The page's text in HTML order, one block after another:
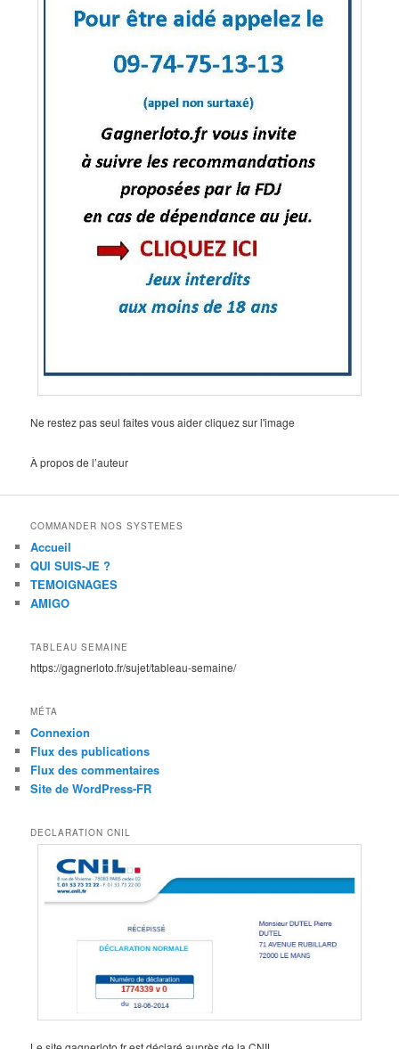
Ne restez pas seul faites vous aider cliquez sur l'image
À propos de l’auteur
COMMANDER NOS SYSTEMES
Accueil
QUI SUIS-JE ?
TEMOIGNAGES
AMIGO
TABLEAU SEMAINE
https://gagnerloto.fr/sujet/tableau-semaine/
MÉTA
Connexion
Flux des publications
Flux des commentaires
Site de WordPress-FR
DECLARATION CNIL